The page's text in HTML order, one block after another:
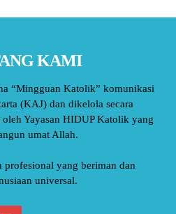
KAMI
“Mingguan Katolik” komunikasi
(KAJ) dan dikelola secara
Yayasan HIDUP Katolik yang
umat Allah.
yang beriman dan
universal.